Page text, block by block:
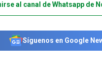
al canal de Whatsapp de
Síguenos en Google